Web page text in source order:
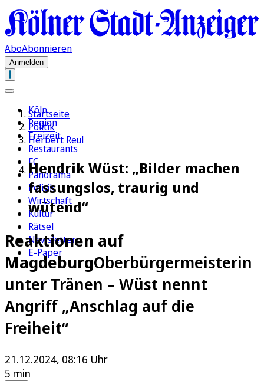
AboAbonnieren
Anmelden
Köln
Region
Freizeit
Restaurants
FC
Panorama
Politik
Wirtschaft
Kultur
Rätsel
Newsletter
E-Paper
Startseite
Politik
Herbert Reul
Hendrik Wüst: „Bilder machen
fassungslos, traurig und
wütend“
Reaktionen auf
MagdeburgOberbürgermeisterin
unter Tränen – Wüst nennt
Angriff „Anschlag auf die
Freiheit“
21.12.2024, 08:16 Uhr
5 min